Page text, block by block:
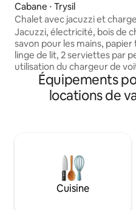
Cabane ⋅ Trysil
Chalet avec jacuzzi et
voiture électrique inclus
Jacuzzi, électricité, bois de
savon pour les mains,
linge de lit, 2 serviettes par
utilisation du chargeur de
électrique sont inclus dans le
jacuzzi n'est pas utilisé
période comprise entre le
dans toutes les pièces Chargeur de
voiture électrique inclus dans
Équipements
locations de
Cuisine